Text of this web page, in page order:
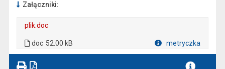
Załączniki:
plik.doc
doc 52.00 kB metryczka